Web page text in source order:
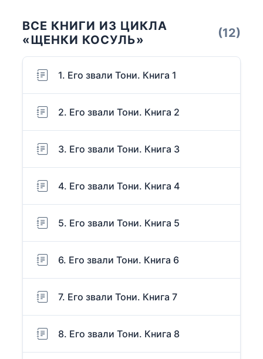
ВСЕ КНИГИ ИЗ ЦИКЛА
«ЩЕНКИ КОСУЛЬ»
(12)
1. Его звали Тони. Книга 1
2. Его звали Тони. Книга 2
3. Его звали Тони. Книга 3
4. Его звали Тони. Книга 4
5. Его звали Тони. Книга 5
6. Его звали Тони. Книга 6
7. Его звали Тони. Книга 7
8. Его звали Тони. Книга 8